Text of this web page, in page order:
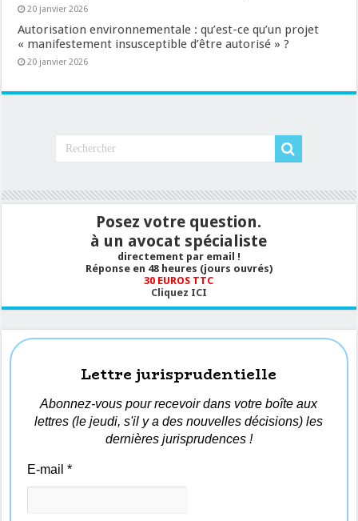
20 janvier 2026
Autorisation environnementale : qu’est-ce qu’un projet
« manifestement insusceptible d’être autorisé » ?
20 janvier 2026
Posez votre question.
à un avocat spécialiste
directement par email !
Réponse en 48 heures (jours ouvrés)
30 EUROS TTC
Cliquez ICI
Lettre jurisprudentielle
Abonnez-vous pour recevoir dans votre boîte aux
lettres (le jeudi, s'il y a des nouvelles décisions) les
dernières jurisprudences !
E-mail*